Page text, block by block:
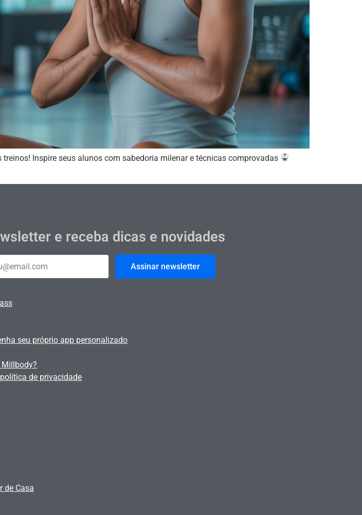
Inspire seus alunos com sabedoria milenar e técnicas comprovadas
e receba dicas e novidades
Assinar newsletter
seu próprio app personalizado
Millbody?
de privacidade
de Casa